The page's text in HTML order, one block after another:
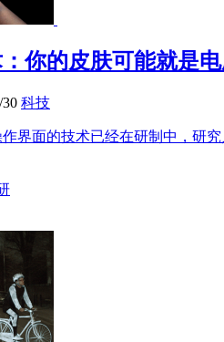
你的皮肤可能就是
30 科技
界面的技术已经在研制中，研